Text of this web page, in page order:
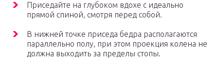
Приседайте на глубоком вдохе с идеально
прямой спиной, смотря перед собой.
В нижней точке приседа бедра располагаются
параллельно полу, при этом проекция колена не
должна выходить за пределы стопы.